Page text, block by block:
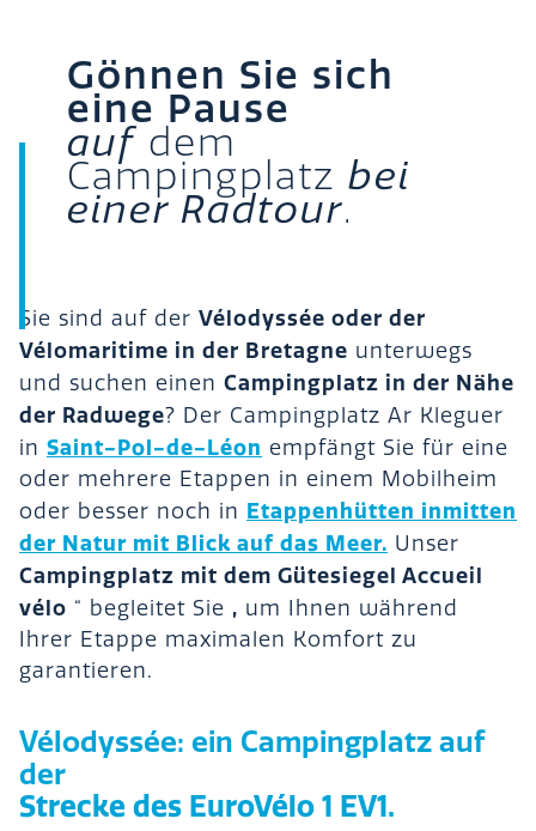
Gönnen Sie sich
eine Pause
aufdem
Campingplatz bei
einer Radtour.
Sie sind auf der Vélodyssée oder der
Vélomaritime in der Bretagne unterwegs
und suchen einen Campingplatz in der Nähe
der Radwege? Der Campingplatz Ar Kleguer
in Saint-Pol-de-Léon empfängt Sie für eine
oder mehrere Etappen in einem Mobilheim
oder besser noch in Etappenhütten inmitten
der Natur mit Blick auf das Meer. Unser
Campingplatz mit dem Gütesiegel Accueil
vélo “ begleitet Sie , um Ihnen während
Ihrer Etappe maximalen Komfort zu
garantieren.
Vélodyssée: ein Campingplatz auf
der
Strecke des EuroVélo 1 EV1.